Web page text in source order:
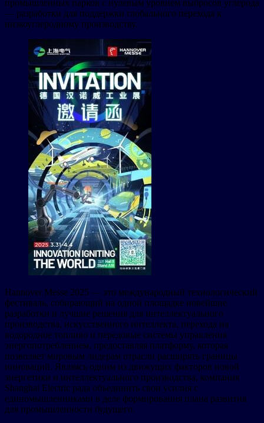
промышленных парков с нулевым уровнем выбросов углерода
— разработки для поддержки глобального перехода к
низкоуглеродному производству.
Hannover Messe 2025 — это международный технологический
фестиваль, собирающий на одной площадке новейшие
разработки и лучшие решения для интеллектуального
производства, искусственного интеллекта, перехода на
водородное топливо и передовые системы управления
энергопотреблением, предоставляя платформу, которая
позволяет мировым лидерам отрасли расширять границы
инноваций. Являясь одним из движущих факторов новой
энергетики и интеллектуального производства, компания
Shanghai Electric рада объединить свои усилия с
единомышленниками в деле формирования плана развития
для промышленности будущего.